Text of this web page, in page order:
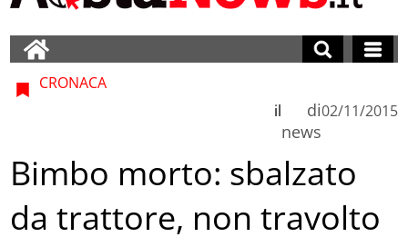
CRONACA
di
news
il 02/11/2015
Bimbo morto: sbalzato
da trattore, non travolto